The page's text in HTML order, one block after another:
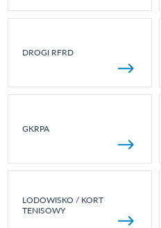
DROGI RFRD
GKRPA
LODOWISKO / KORT
TENISOWY